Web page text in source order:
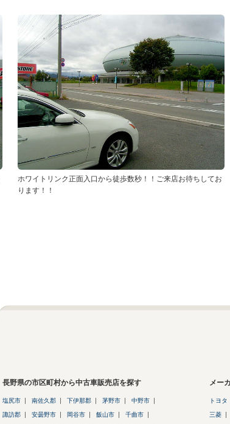
ホワイトリンク正面入口から徒歩数秒！！ご来店お待ちしてお
ります！！
長野県の市区町村から中古車販売店を探す
塩尻市 南佐久郡 下伊那郡 茅野市 中野市
諏訪郡 安曇野市 岡谷市 飯山市 千曲市
メー
トヨタ
三菱